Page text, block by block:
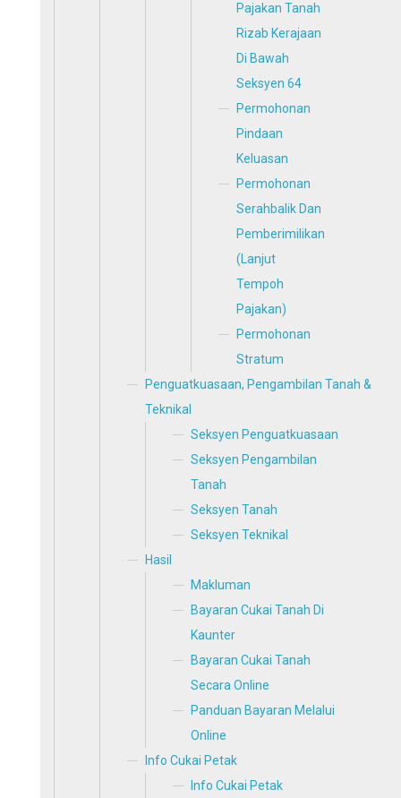
Pajakan Tanah
Rizab Kerajaan
Di Bawah
Seksyen 64
Permohonan
Pindaan
Keluasan
Permohonan
Serahbalik Dan
Pemberimilikan
(Lanjut
Tempoh
Pajakan)
Permohonan
Stratum
Penguatkuasaan, Pengambilan Tanah &
Teknikal
Seksyen Penguatkuasaan
Seksyen Pengambilan
Tanah
Seksyen Tanah
Seksyen Teknikal
Hasil
Makluman
Bayaran Cukai Tanah Di
Kaunter
Bayaran Cukai Tanah
Secara Online
Panduan Bayaran Melalui
Online
Info Cukai Petak
Info Cukai Petak